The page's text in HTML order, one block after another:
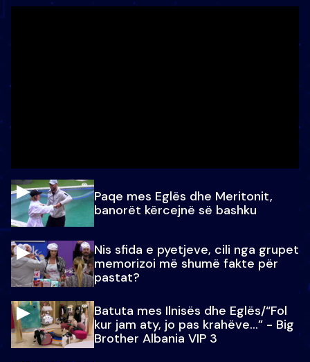
Paqe mes Eglës dhe Meritonit,
banorët kërcejnë së bashku
Nis sfida e pyetjeve, cili nga grupet
memorizoi më shumë fakte për
pastat?
Batuta mes Ilnisës dhe Eglës/“Fol
kur jam aty, jo pas krahëve…” - Big
Brother Albania VIP 3